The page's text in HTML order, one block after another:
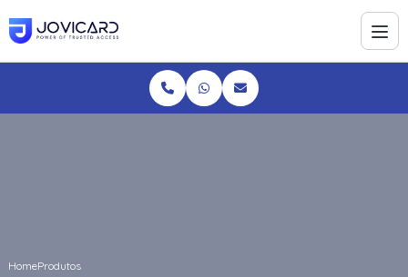
HomeProdutos